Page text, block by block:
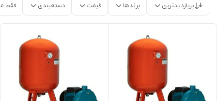
پربازدیدترین برندها قیمت دسته‌بندی فقط